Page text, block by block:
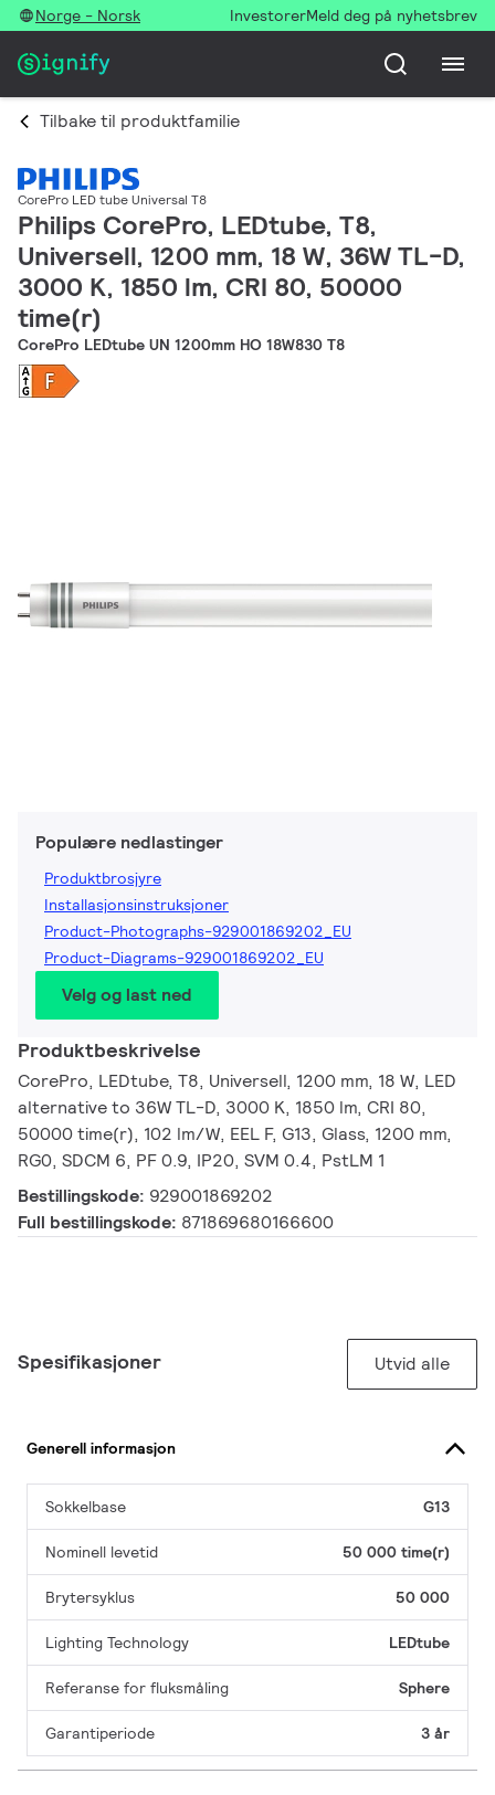
Norge - Norsk InvestorerMeld deg på nyhetsbrev
Tilbake til produktfamilie
CorePro LED tube Universal T8
Philips CorePro, LEDtube, T8,
Universell, 1200 mm, 18 W, 36W TL-D,
3000 K, 1850 lm, CRI 80, 50000
time(r)
CorePro LEDtube UN 1200mm HO 18W830 T8
Populære nedlastinger
Produktbrosjyre
Installasjonsinstruksjoner
Product-Photographs-929001869202_EU
Product-Diagrams-929001869202_EU
Velg og last ned
Produktbeskrivelse
CorePro, LEDtube, T8, Universell, 1200 mm, 18 W, LED
alternative to 36W TL-D, 3000 K, 1850 lm, CRI 80,
50000 time(r), 102 lm/W, EEL F, G13, Glass, 1200 mm,
RG0, SDCM 6, PF 0.9, IP20, SVM 0.4, PstLM 1
Bestillingskode: 929001869202
Full bestillingskode: 871869680166600
Spesifikasjoner Utvid alle
Generell informasjon
Sokkelbase G13
Nominell levetid 50 000 time(r)
Brytersyklus 50 000
Lighting Technology LEDtube
Referanse for fluksmåling Sphere
Garantiperiode 3 år